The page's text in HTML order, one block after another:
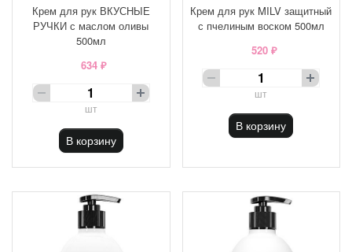
Крем для рук ВКУСНЫЕ
РУЧКИ с маслом оливы
500мл
634 ₽
шт
В корзину
Крем для рук MILV защитный
с пчелиным воском 500мл
520 ₽
шт
В корзину